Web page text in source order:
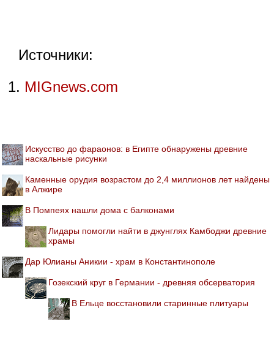
Источники:
MIGnews.com
Искусство до фараонов: в Египте обнаружены древние
наскальные рисунки
Каменные орудия возрастом до 2,4 миллионов лет найдены
в Алжире
В Помпеях нашли дома с балконами
Лидары помогли найти в джунглях Камбоджи древние
храмы
Дар Юлианы Аникии - храм в Константинополе
Гозекский круг в Германии - древняя обсерватория
В Ельце восстановили старинные плитуары